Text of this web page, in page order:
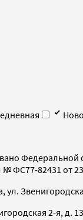
ФС77-82431 от
2-я, д.